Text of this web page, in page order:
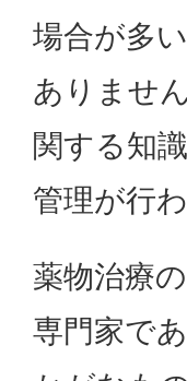
場合が多
ありませ
関する知
管理が行
薬物治療
専門家で